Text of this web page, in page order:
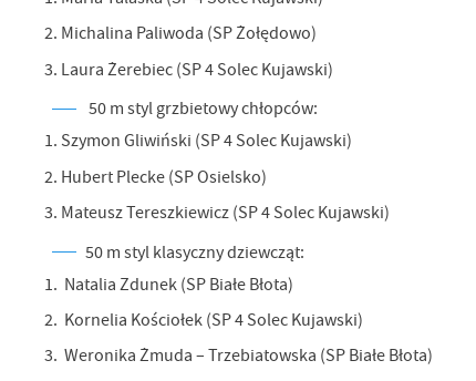
2. Michalina Paliwoda (SP Żołędowo)
3. Laura Żerebiec (SP 4 Solec Kujawski)
50 m styl grzbietowy chłopców:
1. Szymon Gliwiński (SP 4 Solec Kujawski)
2. Hubert Plecke (SP Osielsko)
3. Mateusz Tereszkiewicz (SP 4 Solec Kujawski)
50 m styl klasyczny dziewcząt:
1. Natalia Zdunek (SP Białe Błota)
2. Kornelia Kościołek (SP 4 Solec Kujawski)
3. Weronika Żmuda – Trzebiatowska (SP Białe Błota)